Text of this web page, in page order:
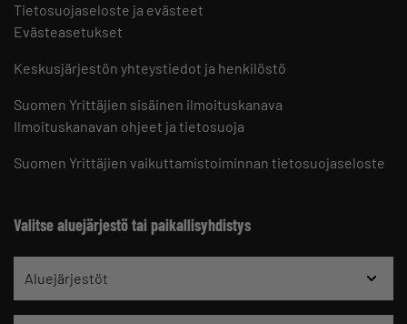
Tietosuojaseloste ja evästeet
Evästeasetukset
Keskusjärjestön yhteystiedot ja henkilöstö
Suomen Yrittäjien sisäinen ilmoituskanava
Ilmoituskanavan ohjeet ja tietosuoja
Suomen Yrittäjien vaikuttamistoiminnan tietosuojaseloste
Valitse aluejärjestö tai paikallisyhdistys
Aluejärjestöt